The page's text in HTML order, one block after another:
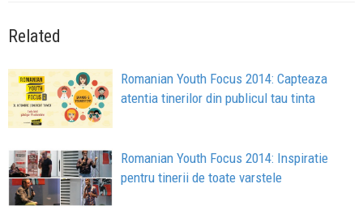
Related
Romanian Youth Focus 2014: Capteaza
atentia tinerilor din publicul tau tinta
Romanian Youth Focus 2014: Inspiratie
pentru tinerii de toate varstele